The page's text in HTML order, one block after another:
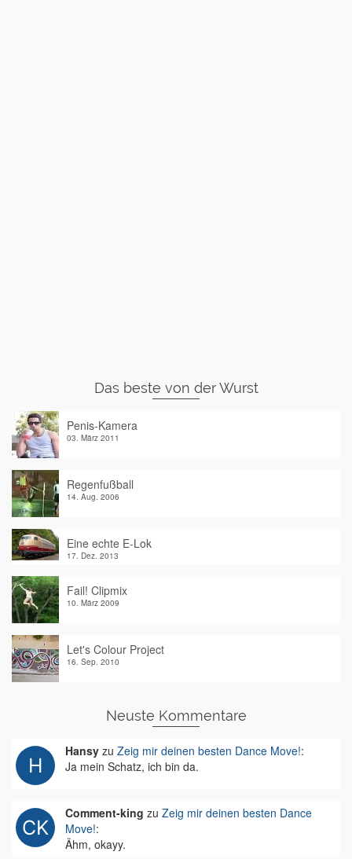
Das beste von der Wurst
Penis-Kamera
03. März 2011
Regenfußball
14. Aug. 2006
Eine echte E-Lok
17. Dez. 2013
Fail! Clipmix
10. März 2009
Let's Colour Project
16. Sep. 2010
Neuste Kommentare
Hansy zu Zeig mir deinen besten Dance Move!:
Ja mein Schatz, ich bin da.
Comment-king zu Zeig mir deinen besten Dance
Move!:
Ähm, okayy.